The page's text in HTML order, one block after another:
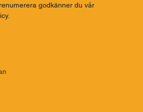
godkänner du vår